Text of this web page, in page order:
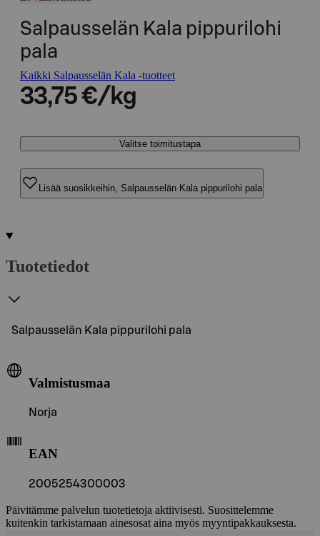
Salpausselän Kala pippurilohi
pala
Kaikki Salpausselän Kala -tuotteet
33,75 €/kg
Valitse toimitustapa
Lisää suosikkeihin, Salpausselän Kala pippurilohi pala
Tuotetiedot
Salpausselän Kala pippurilohi pala
Valmistusmaa
Norja
EAN
2005254300003
Päivitämme palvelun tuotetietoja aktiivisesti. Suosittelemme
kuitenkin tarkistamaan ainesosat aina myös myyntipakkauksesta.